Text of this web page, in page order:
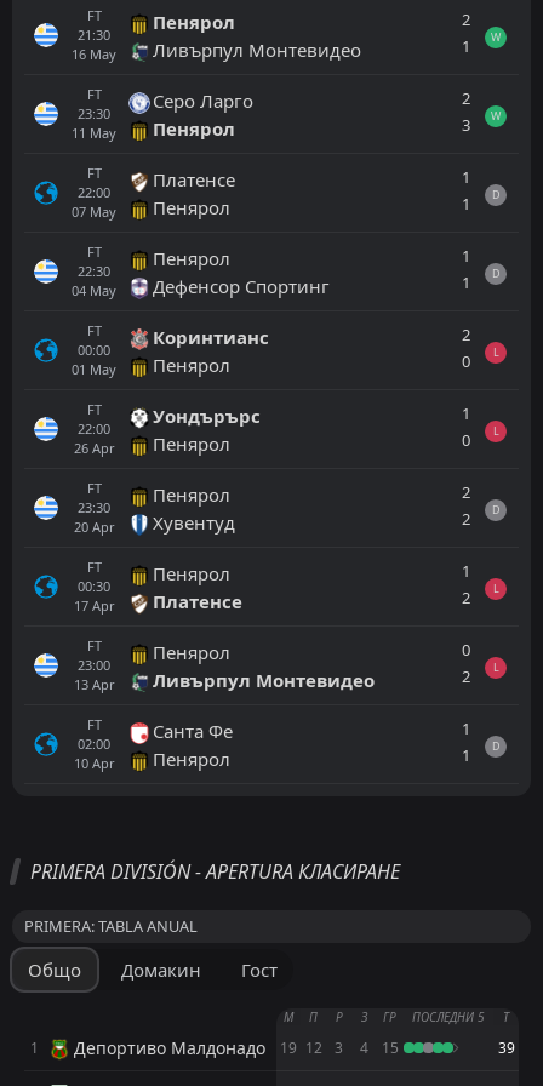
FT
21:30
16 May
Пенярол
Ливърпул Монтевидео
2
1
W
FT
23:30
11 May
Серо Ларго
Пенярол
2
3
W
FT
22:00
07 May
Платенсе
Пенярол
1
1
D
FT
22:30
04 May
Пенярол
Дефенсор Спортинг
1
1
D
FT
00:00
01 May
Коринтианс
Пенярол
2
0
L
FT
22:00
26 Apr
Уондърърс
Пенярол
1
0
L
FT
23:30
20 Apr
Пенярол
Хувентуд
2
2
D
FT
00:30
17 Apr
Пенярол
Платенсе
1
2
L
FT
23:00
13 Apr
Пенярол
Ливърпул Монтевидео
0
2
L
FT
02:00
10 Apr
Санта Фе
Пенярол
1
1
D
Домакин
06Jun
Хувентуд
18:00
Хувентуд
FT
Сиенсиано
PRIMERA DIVISIÓN - APERTURA КЛАСИРАНЕ
PRIMERA: TABLA ANUAL
Общо Домакин Гост
М П Р З ГР ПОСЛЕДНИ 5 Т
1 Депортиво Малдонадо 19 12 3 4 15 39